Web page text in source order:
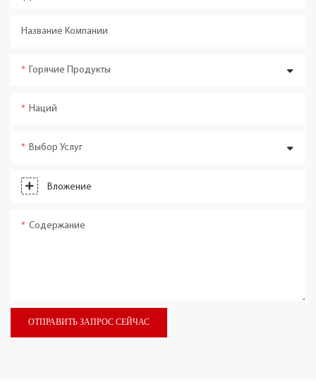
Название Компании
Горячие Продукты
Наций
Выбор Услуг
Вложение
Содержание
ОТПРАВИТЬ ЗАПРОС СЕЙЧАС